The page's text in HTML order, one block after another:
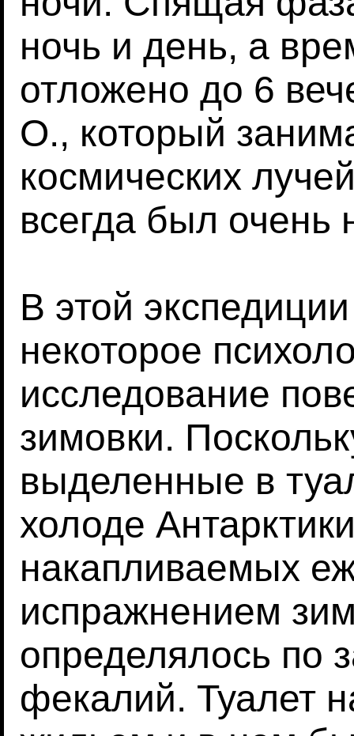
ночь и день, а
отложено до 6
О., который
космических
всегда был очень
В этой
некоторое
исследование
зимовки.
выделенные в
холоде
накапливаемых
испражнением
определялось по
фекалий. Туалет